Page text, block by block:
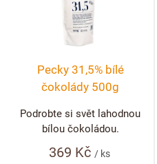
Pecky 31,5% bílé
čokolády 500g
369 Kč/ ks
Podrobte si svět lahodnou
bílou čokoládou.